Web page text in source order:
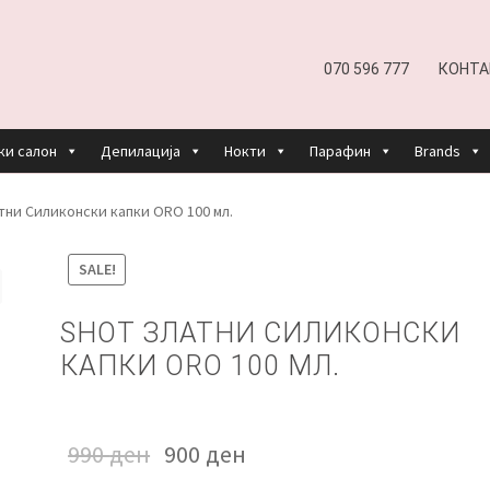
070 596 777
салон Депилација Нокти Парафин Brands
AND RETURNS POLICY
КОШНИЧКАНАШИ БРЕНДОВИ ЗА КОЗМЕТИКА И
ЗА НАСПРОИЗВОДИ КОРИСНИ СОВЕТИ
Силиконски капки ORO 100 мл.
SALE!
SHOT ЗЛАТНИ СИЛИКОНСКИ
КАПКИ ORO 100 МЛ.
990ден 900 ден